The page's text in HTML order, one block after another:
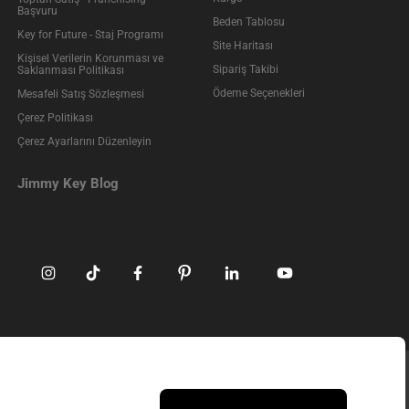
Başvuru
Key for Future - Staj Programı
Kişisel Verilerin Korunması ve
Saklanması Politikası
Mesafeli Satış Sözleşmesi
Çerez Politikası
Çerez Ayarlarını Düzenleyin
Jimmy Key Blog
Beden Tablosu
Site Haritası
Sipariş Takibi
Ödeme Seçenekleri